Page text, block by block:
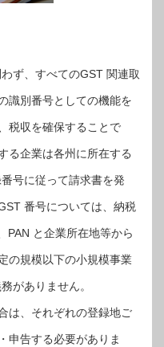
ず、すべてのGST 関連取
識別番号としての機能を
税収を確保することで
る企業は各州に所在する
号に従って請求書を発
番号については、納税
PAN と企業所在地等から
の規模以下の小規模事業
がありません。
は、それぞれの登録地ご
申告する必要がありま